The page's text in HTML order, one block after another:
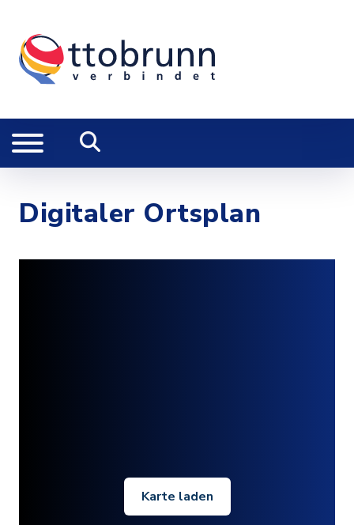
Digitaler Ortsplan
Karte laden